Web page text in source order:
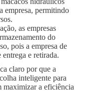
empresa, permitindo
as empresas
do
pois a empresa de
e retirada.
claro por que a
inteligente para
maximizar a eficiência